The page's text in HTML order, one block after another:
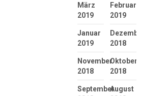
März
2019
Februar
2019
Januar
2019
2018
November
2018
Oktober
2018
SeptemberAugust